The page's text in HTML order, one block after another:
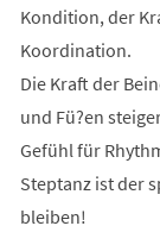
Kondition, der
Koordination.
Die Kraft der
und Fü?en
Gefühl für
Steptanz ist der
bleiben!